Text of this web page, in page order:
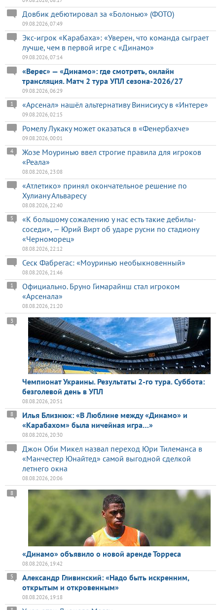
Довбик дебютировал за «Болонью» (ФОТО)
09.08.2026, 07:49
Экс-игрок «Карабаха»: «Уверен, что команда сыграет
лучше, чем в первой игре с «Динамо»
09.08.2026, 07:14
«Верес» — «Динамо»: где смотреть, онлайн
трансляция. Матч 2 тура УПЛ сезона-2026/27
09.08.2026, 06:29
«Арсенал» нашёл альтернативу Винисиусу в «Интере»
1
09.08.2026, 02:15
Ромелу Лукаку может оказаться в «Фенербахче»
09.08.2026, 00:01
Жозе Моуринью ввел строгие правила для игроков
«Реала»
4
08.08.2026, 23:08
«Атлетико» принял окончательное решение по
Хулиану Альваресу
08.08.2026, 22:40
«К большому сожалению у нас есть такие дебилы-
соседи», — Юрий Вирт об ударе русни по стадиону
«Черноморец»
5
08.08.2026, 22:12
Сеск Фабрегас: «Моуринью необыкновенный»
08.08.2026, 21:46
Официально. Бруно Гимарайнш стал игроком
«Арсенала»
1
08.08.2026, 21:20
Чемпионат Украины. Результаты 2-го тура. Суббота:
безголевой день в УПЛ
3
08.08.2026, 20:51
Илья Близнюк: «В Люблине между «Динамо» и
«Карабахом» была ничейная игра…»
8
08.08.2026, 20:30
Джон Оби Микел назвал переход Юри Тилеманса в
«Манчестер Юнайтед» самой выгодной сделкой
летнего окна
08.08.2026, 20:06
«Динамо» объявило о новой аренде Торреса
8
08.08.2026, 19:42
Александр Гливинский: «Надо быть искренним,
открытым и откровенным»
5
08.08.2026, 19:18